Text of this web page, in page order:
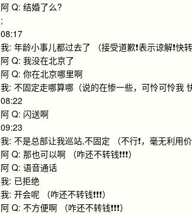
阿 Q: 结婚了么?
;
08:17
我: 年龄小事儿都过去了 （接受道歉❗️表示谅解❗️快转钱
阿 Q: 我没在北京了
阿 Q: 你在北京哪里啊
我: 不固定走哪算哪（说的在惨一些，可怜可怜我 快转
08:22
阿 Q: 闪送啊
09:23
我: 不是总部让我巡站,不固定 （不行❗️，毫无利用
阿 Q: 那也可以啊 （咋还不转钱❗️❗️❗️）
阿 Q: 语音通话
我: 已拒绝
我: 开会呢 （咋还不转钱❗️❗️❗️）
阿 Q: 不方便啊 （咋还不转钱❗️❗️❗️）